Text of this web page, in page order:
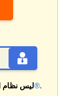
ليس نظامماك®.